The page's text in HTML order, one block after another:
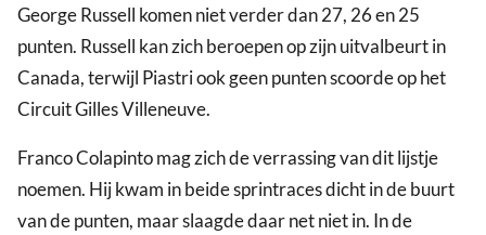
George Russell komen niet verder dan 27, 26 en 25
punten. Russell kan zich beroepen op zijn uitvalbeurt in
Canada, terwijl Piastri ook geen punten scoorde op het
Circuit Gilles Villeneuve.
Franco Colapinto mag zich de verrassing van dit lijstje
noemen. Hij kwam in beide sprintraces dicht in de buurt
van de punten, maar slaagde daar net niet in. In de